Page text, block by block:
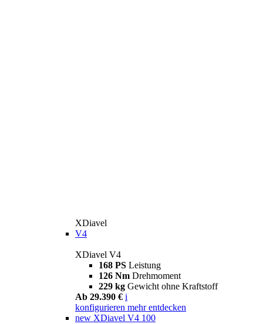
XDiavel
V4
XDiavel V4
168 PS Leistung
126 Nm Drehmoment
229 kg Gewicht ohne Kraftstoff
Ab 29.390 € i
konfigurieren mehr entdecken
new XDiavel V4 100